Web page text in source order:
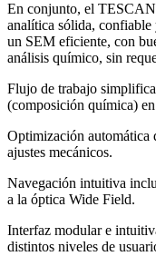
En conjunto, el
analítica sólida, confiable
un SEM eficiente, con
análisis químico, sin
Flujo de trabajo
(composición química)
Optimización
ajustes mecánicos.
Navegación intuitiva
a la óptica Wide Field.
Interfaz modular e
distintos niveles de